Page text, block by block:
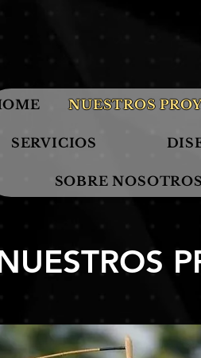
NUESTROS
SERVICIOS
SOBRE NOSOTROS